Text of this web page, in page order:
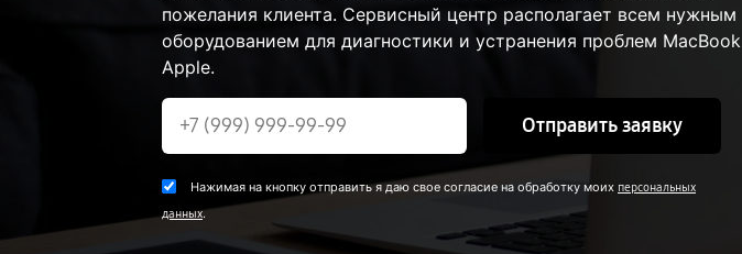
пожелания клиента. Сервисный центр располагает всем нужным
оборудованием для диагностики и устранения проблем MacBook
Apple.
Отправить заявку
Нажимая на кнопку отправить я даю свое согласие на обработку моих персональных
данных.